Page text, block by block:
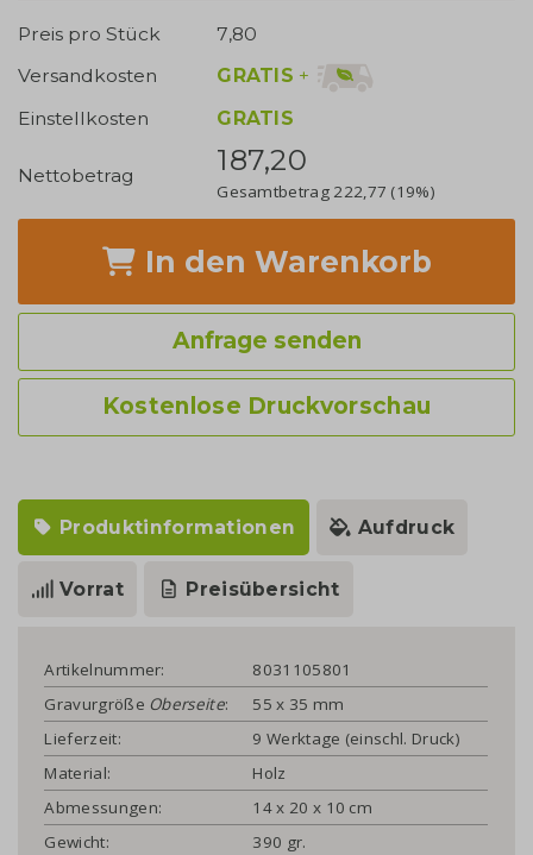
Preis pro Stück
7,80
Versandkosten
GRATIS +
Einstellkosten
GRATIS
Nettobetrag 187,20
Gesamtbetrag 222,77 (19%)
In den Warenkorb
Anfrage senden
Kostenlose Druckvorschau
Produktinformationen Aufdruck
Vorrat Preisübersicht
Artikelnummer:
8031105801
Gravurgröße Oberseite:
55 x 35 mm
Lieferzeit:
9 Werktage (einschl. Druck)
Material:
Holz
Abmessungen:
14 x 20 x 10 cm
Gewicht:
390 gr.